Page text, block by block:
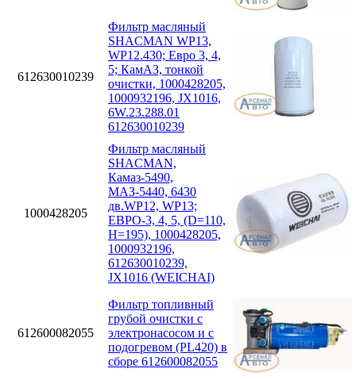
612630010239
Фильтр масляный
SHACMAN WP13,
WP12.430; Eвро 3, 4,
5; КамАЗ, тонкой
очистки, 1000428205,
1000932196, JX1016,
6W.23.288.01
612630010239
1000428205
Фильтр масляный
SHACMAN,
Камаз-5490,
МАЗ-5440, 6430
дв.WP12, WP13;
ЕВРО-3, 4, 5, (D=110,
H=195), 1000428205,
1000932196,
612630010239,
JX1016 (WEICHAI)
612600082055
Фильтр топливный
грубой очистки с
электронасосом и с
подогревом (PL420) в
сборе 612600082055